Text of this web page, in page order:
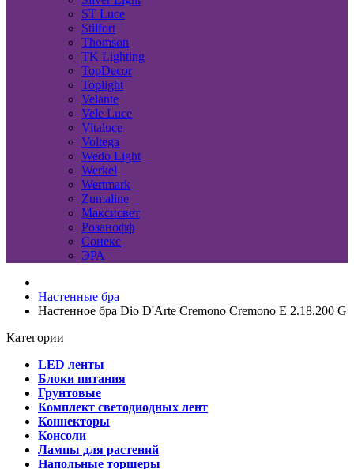
ST Luce
Stilfort
Thomson
TK Lighting
TopDecor
Toplight
Velante
Vele Luce
Vitaluce
Voltega
Wedo Light
Werkel
Wertmark
Zumaline
Максисвет
Розанофф
Сонекс
ЭРА
Настенные бра
Настенное бра Dio D'Arte Cremono Cremono E 2.18.200 G
Категории
LED ленты
Блоки питания
Грунтовые
Комплект светодиодных лент
Коннекторы
Консоли
Лампы для растений
Напольные торшеры